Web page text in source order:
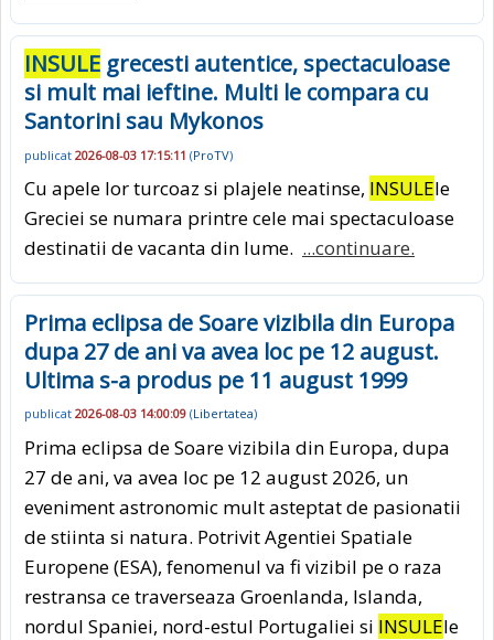
INSULE grecesti autentice, spectaculoase
si mult mai ieftine. Multi le compara cu
Santorini sau Mykonos
publicat 2026-08-03 17:15:11 (ProTV)
Cu apele lor turcoaz si plajele neatinse, INSULEle
Greciei se numara printre cele mai spectaculoase
destinatii de vacanta din lume. ...continuare.
Prima eclipsa de Soare vizibila din Europa
dupa 27 de ani va avea loc pe 12 august.
Ultima s-a produs pe 11 august 1999
publicat 2026-08-03 14:00:09 (Libertatea)
Prima eclipsa de Soare vizibila din Europa, dupa
27 de ani, va avea loc pe 12 august 2026, un
eveniment astronomic mult asteptat de pasionatii
de stiinta si natura. Potrivit Agentiei Spatiale
Europene (ESA), fenomenul va fi vizibil pe o raza
restransa ce traverseaza Groenlanda, Islanda,
nordul Spaniei, nord-estul Portugaliei si INSULEle